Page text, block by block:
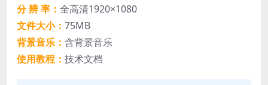
分 辨 率： 全高清1920×1080
文件大小： 75MB
背景音乐： 含背景音乐
使用教程： 技术文档